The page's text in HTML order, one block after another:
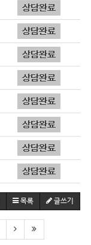
목록 글쓰기